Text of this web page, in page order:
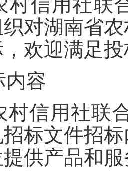
村信用社联
对湖南省
欢迎满足
内容
村信用社联
标文件招
供产品和